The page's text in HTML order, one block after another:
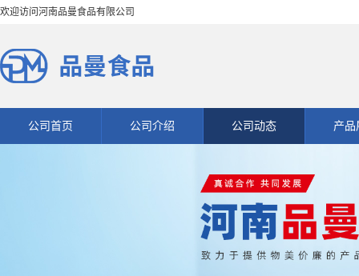
欢迎访问河南品曼食品有限公司
公司首页 公司介绍 公司动态 产品